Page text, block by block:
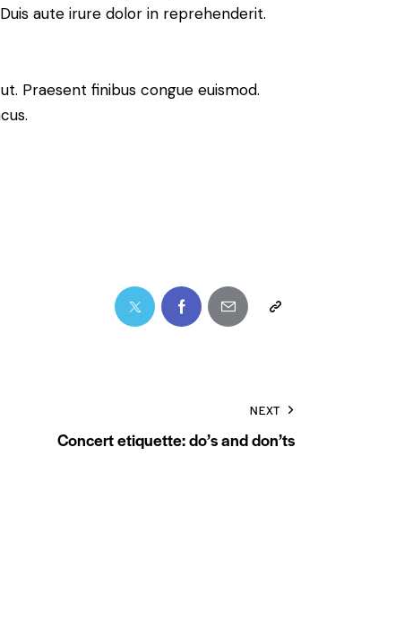
aute irure dolor in reprehenderit.
Praesent finibus congue euismod.
NEXT
Concert etiquette: do’s and don’ts